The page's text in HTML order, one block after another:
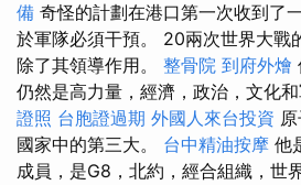
備 奇怪的計劃在港口第一次收到了
於軍隊必須干預。 20兩次世界大戰
除了其領導作用。 整骨院 到府外燴
仍然是高力量，經濟，政治，文化和
證照 台胞證過期 外國人來台投資
國家中的第三大。 台中精油按摩 他
成員，是G8，北約，經合組織，世